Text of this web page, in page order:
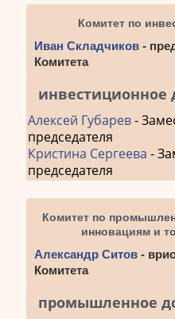
Комитет по
Иван Складчиков -
Комитета
инвестиционное
Алексей Губарев-
председателя
Кристина Сергеева -
председателя
Комитет по
инновациям и
Александр Ситов -
Комитета
промышленное